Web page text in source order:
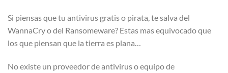
Si piensas que tu antivirus gratis o pirata, te salva del
WannaCry o del Ransomeware? Estas mas equivocado que
los que piensan que la tierra es plana…
No existe un proveedor de antivirus o equipo de